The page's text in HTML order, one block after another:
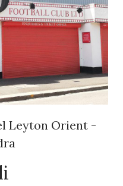
Leyton Orient -